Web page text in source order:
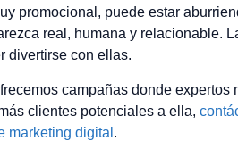
promocional, puede estar
real, humana y relacionable.
divertirse con ellas.
campañas donde expertos
clientes potenciales a ella,
marketing digital .